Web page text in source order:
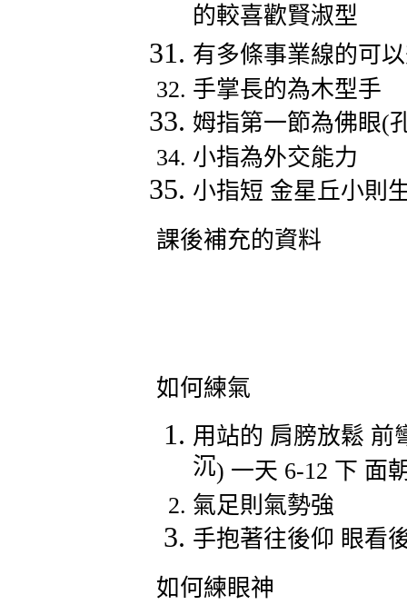
的較喜歡賢淑型
有多條事業線的可
手掌長的為木型手
姆指第一節為佛眼(
小指為外交能力
小指短 金星丘小則
課後補充的資料
如何練氣
用站的 肩膀放鬆 前
沉) 一天 6-12 下 面
氣足則氣勢強
手抱著往後仰 眼看
如何練眼神